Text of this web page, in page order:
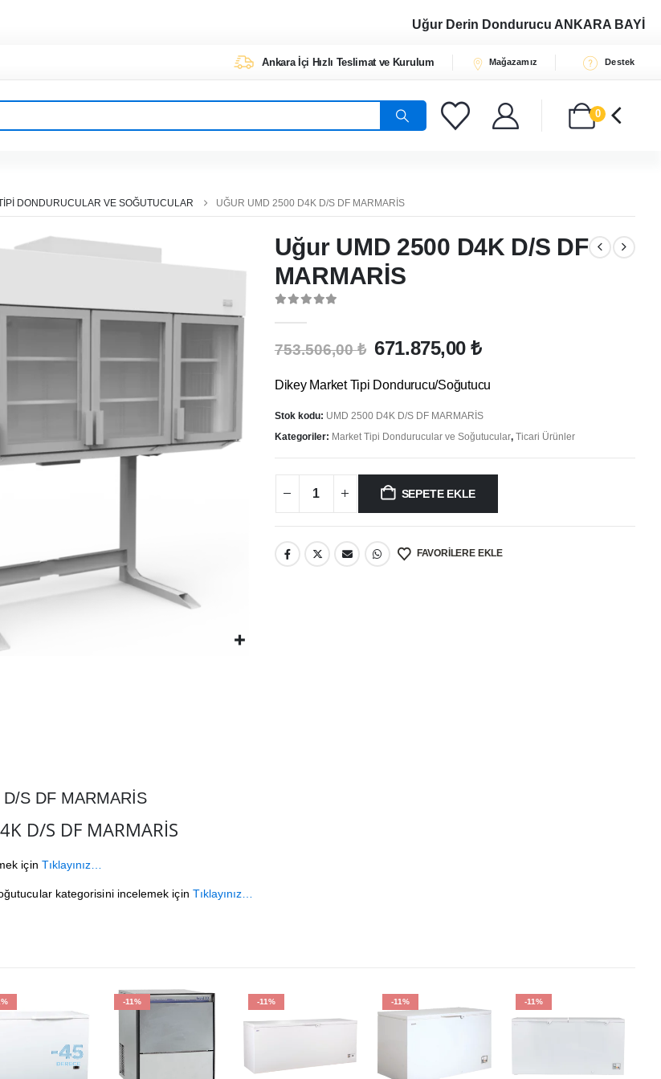
Uğur Derin Dondurucu ANKARA BAYİ
Ankara İçi Hızlı Teslimat ve Kurulum Mağazamız Destek
0
DONDURUCULAR VE SOĞUTUCULAR UĞUR UMD 2500 D4K D/S DF MARMARİS
Uğur UMD 2500 D4K D/S DF
MARMARİS
753.506,00₺ Orijinal
753.506,00 ₺.
671.875,00₺Şu
fiyat:
Dikey Market Tipi Dondurucu/Soğutucu
Stok kodu: UMD 2500 D4K D/S DF MARMARİS
Kategoriler: Market Tipi Dondurucular ve Soğutucular, Ticari Ürünler
SEPETE EKLE
FAVORILERE EKLE
S DF MARMARİS
D/S DF MARMARİS
için Tıklayınız…
kategorisini incelemek için Tıklayınız…
-11% -11% -11% -11%